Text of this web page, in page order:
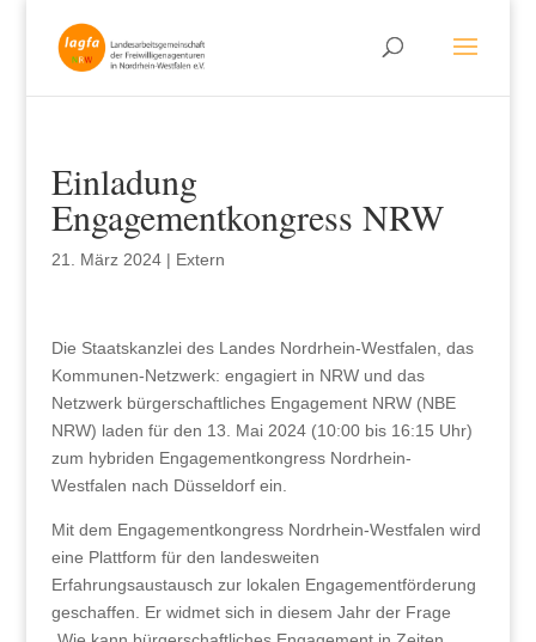
Einladung
Engagementkongress NRW
21. März 2024| Extern
Die Staatskanzlei des Landes Nordrhein-Westfalen, das
Kommunen-Netzwerk: engagiert in NRW und das
Netzwerk bürgerschaftliches Engagement NRW (NBE
NRW) laden für den 13. Mai 2024 (10:00 bis 16:15 Uhr)
zum hybriden Engagementkongress Nordrhein-
Westfalen nach Düsseldorf ein.
Mit dem Engagementkongress Nordrhein-Westfalen wird
eine Plattform für den landesweiten
Erfahrungsaustausch zur lokalen Engagementförderung
geschaffen. Er widmet sich in diesem Jahr der Frage